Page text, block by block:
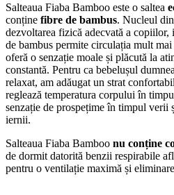
Salteaua Fiaba Bamboo este o saltea
conține fibre de bambus. Nucleul din
dezvoltarea fizică adecvată a
de bambus permite circulația mult
oferă o senzație moale și plăcută la
constantă. Pentru ca bebelușul
relaxat, am adăugat un strat
reglează temperatura corpului în
senzație de prospețime în timpul verii
iernii.
Salteaua Fiaba Bamboo nu conține
de dormit datorită benzii respirabile
pentru o ventilație maximă și